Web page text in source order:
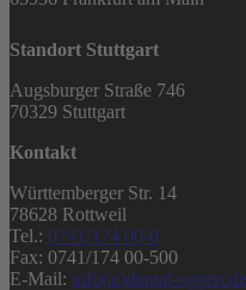
Standort Stuttgart
Augsburger Straße 746
70329 Stuttgart
Kontakt
Württemberger Str. 14
78628 Rottweil
Tel.: 0741/174 00-0
Fax: 0741/174 00-500
E-Mail: info(at)dental-eggert.de